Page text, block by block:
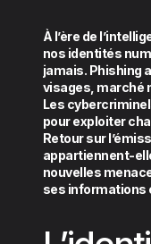
À l’ère de
nos identités
jamais. Phishing
visages, marché
Les
pour exploiter
Retour sur
appartiennent-
nouvelles
ses informations